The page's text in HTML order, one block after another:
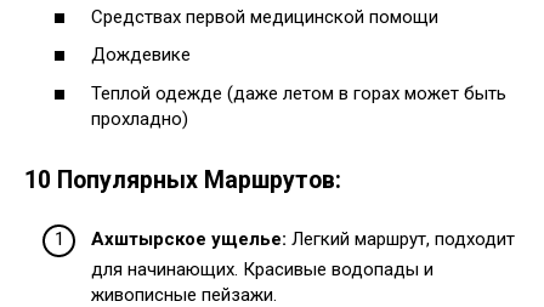
Средствах первой медицинской помощи
Дождевике
Теплой одежде (даже летом в горах может быть
прохладно)
10 Популярных Маршрутов:
Ахштырское ущелье: Легкий маршрут, подходит
для начинающих. Красивые водопады и
живописные пейзажи.